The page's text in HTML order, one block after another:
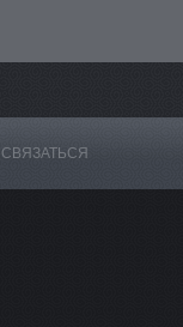
СВЯЗАТЬСЯ